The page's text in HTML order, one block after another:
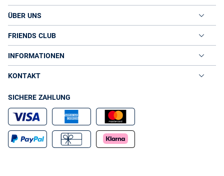
ÜBER UNS
FRIENDS CLUB
INFORMATIONEN
KONTAKT
SICHERE ZAHLUNG